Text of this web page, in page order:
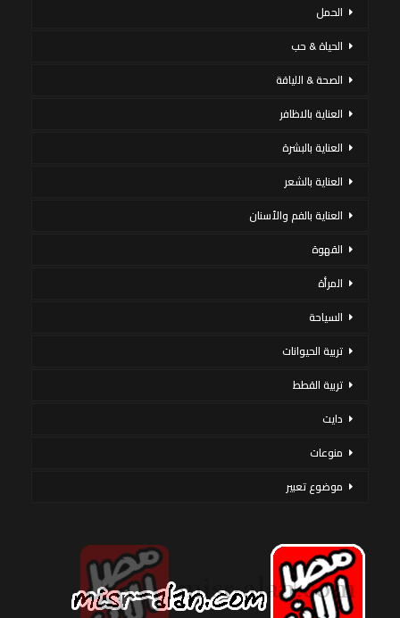
الحمل
الحياة & حب
الصحة & اللياقة
العناية بالاظافر
العناية بالبشرة
العناية بالشعر
العناية بالفم والأسنان
القهوة
المرأة
السياحة
تربية الحيوانات
تربية القطط
دايت
منوعات
موضوع تعبير